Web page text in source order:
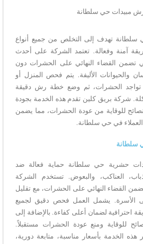
مبيدات حي سلطانة​
تهدف إلى التخلص من جميع أنواع
آمنة وفعالة. تعتمد الشركة على أحدث
تضمن القضاء النهائي على الحشرات دون
والحيوانات الأليفة. يتم فحص المنزل أو
تواجد الحشرات، ثم وضع خطة رش دقيقة
شركة بريق كلين تقدم هذه الخدمة بجودة
ونصائح للوقاية من عودة الحشرات، مما يضمن
العملاء في حي سلطانة.
سلطانة
حشرية حي سلطانة حماية فعالة ضد
العناكب، والبعوض. تستخدم الشركة
القضاء النهائي على الحشرات، مع تقليل
الأسرة. يشمل العمل فحص دقيق لجميع
احترافية لضمان أعلى كفاءة. بالإضافة إلى
للوقاية ومنع عودة الحشرات مستقبلاً.
الخدمة بأسعار مناسبة، متابعة دورية،